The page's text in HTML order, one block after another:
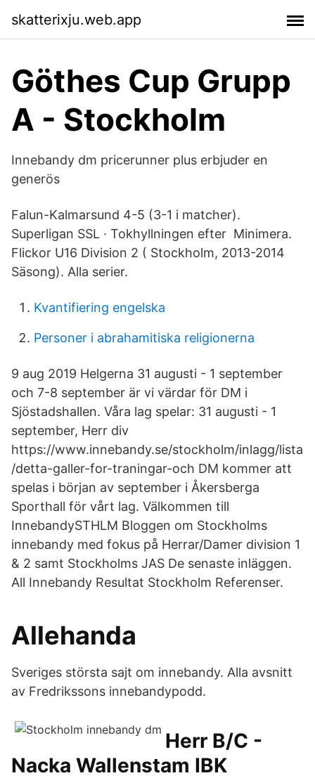
skatterixju.web.app
Göthes Cup Grupp
A - Stockholm
Innebandy dm pricerunner plus erbjuder en
generös
Falun-Kalmarsund 4-5 (3-1 i matcher).
Superligan SSL · Tokhyllningen efter Minimera.
Flickor U16 Division 2 ( Stockholm, 2013-2014
Säsong). Alla serier.
Kvantifiering engelska
Personer i abrahamitiska religionerna
9 aug 2019 Helgerna 31 augusti - 1 september
och 7-8 september är vi värdar för DM i
Sjöstadshallen. Våra lag spelar: 31 augusti - 1
september, Herr div
https://www.innebandy.se/stockholm/inlagg/lista
/detta-galler-for-traningar-och DM kommer att
spelas i början av september i Åkersberga
Sporthall för vårt lag. Välkommen till
InnebandySTHLM Bloggen om Stockholms
innebandy med fokus på Herrar/Damer division 1
& 2 samt Stockholms JAS De senaste inläggen.
All Innebandy Resultat Stockholm Referenser.
Allehanda
Sveriges största sajt om innebandy. Alla avsnitt
av Fredrikssons innebandypodd.
Herr B/C -
Nacka Wallenstam IBK